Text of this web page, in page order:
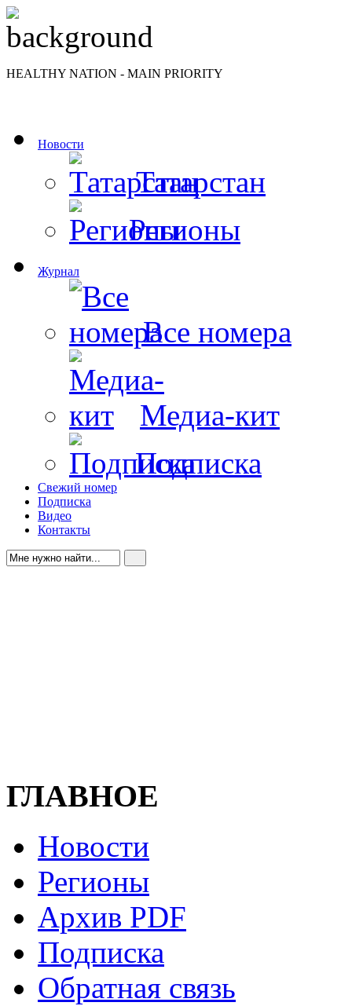
HEALTHY NATION - MAIN PRIORITY
Новости
Татарстан
Регионы
Журнал
Все номера
Медиа-кит
Подписка
Свежий номер
Подписка
Видео
Контакты
ГЛАВНОЕ
Новости
Регионы
Архив PDF
Подписка
Обратная связь